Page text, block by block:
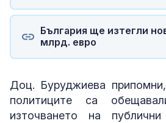
България ще изтегли
млрд. евро
Доц. Буруджиева
политиците са
източването на